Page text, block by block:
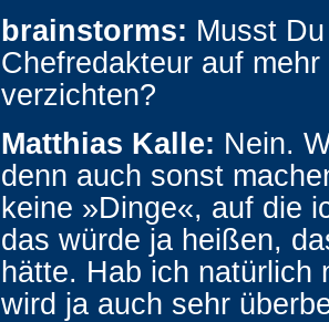
brainstorms: Musst
Chefredakteur auf mehr
verzichten?
Matthias Kalle: Nein.
denn auch sonst
keine »Dinge«, auf die
das würde ja heißen,
hätte. Hab ich natürlich
wird ja auch sehr